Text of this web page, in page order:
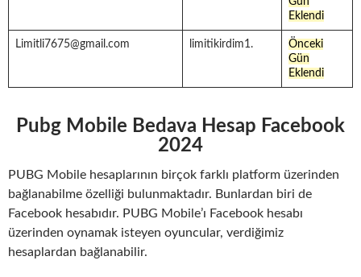
Eklendi
Limitli7675@gmail.com limitikirdim1.
Önceki
Gün
Eklendi
Pubg Mobile Bedava Hesap Facebook
2024
PUBG Mobile hesaplarının birçok farklı platform üzerinden
bağlanabilme özelliği bulunmaktadır. Bunlardan biri de
Facebook hesabıdır. PUBG Mobile’ı Facebook hesabı
üzerinden oynamak isteyen oyuncular, verdiğimiz
hesaplardan bağlanabilir.